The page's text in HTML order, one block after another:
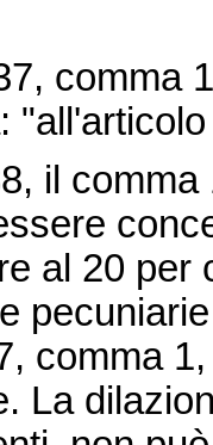
comma
il comma
al 20 per
comma
La